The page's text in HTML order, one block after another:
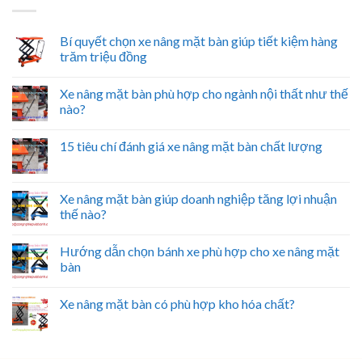
Bí quyết chọn xe nâng mặt bàn giúp tiết kiệm hàng
trăm triệu đồng
Xe nâng mặt bàn phù hợp cho ngành nội thất như thế
nào?
15 tiêu chí đánh giá xe nâng mặt bàn chất lượng
Xe nâng mặt bàn giúp doanh nghiệp tăng lợi nhuận
thế nào?
Hướng dẫn chọn bánh xe phù hợp cho xe nâng mặt
bàn
Xe nâng mặt bàn có phù hợp kho hóa chất?